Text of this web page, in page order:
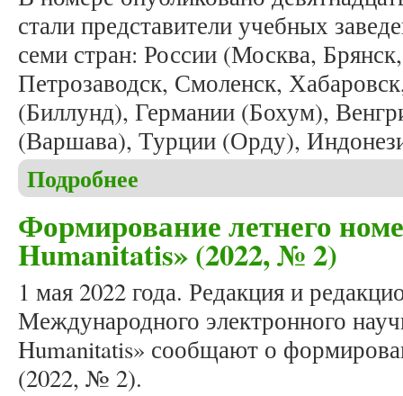
стали представители учебных
семи стран: России (Москва,
Петрозаводск, Смоленск,
(Биллунд), Германии (Бохум),
(Варшава), Турции (Орду),
Подробнее
Формирование летнего
Humanitatis» (2022, № 2)
1 мая 2022 года. Редакция и
Международного электронного
Humanitatis» сообщают о
(2022, № 2).